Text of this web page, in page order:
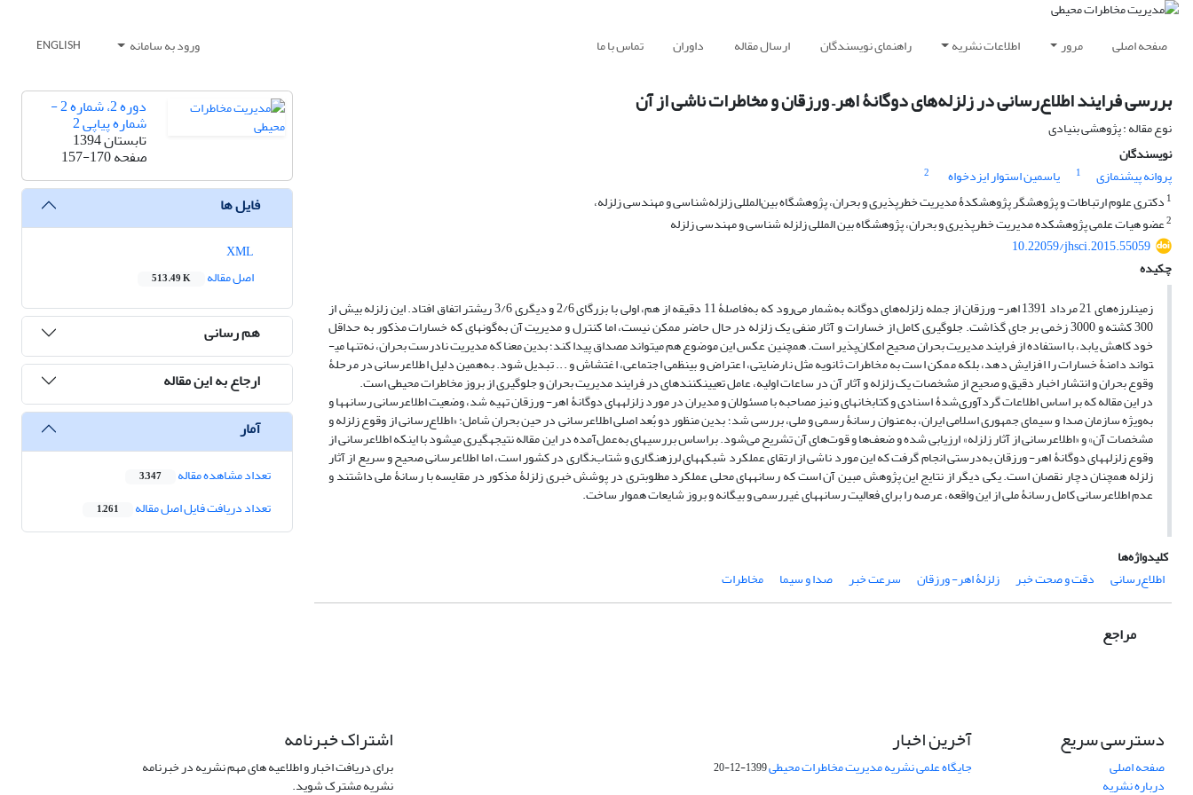
صفحه اصلی مرور اطلاعات نشریه راهنمای نویسندگان ارسال مقاله داوران تماس با ما ورود به سامانه ENGLISH
بررسی فرایند اطلاع‌رسانی در زلزله‌های دوگانۀ اهر– ورزقان و مخاطرات ناشی از آن
نوع مقاله : پژوهشی بنیادی
نویسندگان
پروانه پیشنمازی
1 یاسمین استوار ایزدخواه
2
1 دکتری علوم ارتباطات و پژوهشگر پژوهشکدۀ مدیریت خطرپذیری و بحران، پژوهشگاه بین‌المللی زلزله‌شناسی و مهندسی زلزله،
2عضو هیات علمی پژوهشکده مدیریت خطرپذیری و بحران، پژوهشگاه بین المللی زلزله شناسی و مهندسی زلزله
10.22059/jhsci.2015.55059
چکیده
زمین­لرزه‌­های 21 مرداد 1391 اهر- ورزقان از جمله زلزله‌های ­دوگانه به‌شمار می‌رود که به‌فاصلۀ 11 دقیقه از هم، اولی با بزرگای 2/6 و دیگری 3/6 ریشتر اتفاق افتاد. این زلزله بیش از
300 کشته و 3000 زخمی بر جای گذاشت. جلوگیری کامل از خسارات و آثار منفی یک زلزله در حال حاضر ممکن نیست، اما کنترل و مدیریت آن به‌گونه­ای که خسارات مذکور به حداقل
خود کاهش یابد، با استفاده از فرایند مدیریت بحران صحیح امکان‌پذیر است. همچنین عکس این موضوع هم می­تواند مصداق پیدا کند؛ بدین معنا که مدیریت نادرست بحران، نه‌تنها می­
تواند دامنۀ خسارات را افزایش دهد، بلکه ممکن است به مخاطرات ثانویه مثل نارضایتی، اعتراض و بی­نظمی اجتماعی، اغتشاش و ... تبدیل شود. به‌همین دلیل اطلاع­رسانی در مرحلۀ
وقوع بحران و انتشار اخبار دقیق و صحیح از مشخصات یک زلزله و آثار آن در ساعات اولیه، عامل تعیین­کننده­ای در فرایند مدیریت بحران و جلوگیری از بروز مخاطرات محیطی است.
در این مقاله که بر اساس اطلاعات گردآوری‌شدۀ اسنادی و کتابخانه­ای و نیز مصاحبه با مسئولان و مدیران در مورد زلزله­های دوگانۀ اهر- ورزقان تهیه شد، وضعیت اطلاع­رسانی رسانه­ها و
به‌ویژه سازمان صدا و سیمای جمهوری اسلامی ایران، به‌عنوان رسانۀ رسمی و ملی، بررسی شد؛ بدین منظور دو بُعد اصلی اطلاع­رسانی در حین بحران شامل: «اطلاع‌رسانی از وقوع زلزله و
مشخصات آن» و «اطلاع­رسانی از آثار زلزله» ارزیابی شده و ضعف‌ها و قوت‌های آن تشریح می‌شود. براساس بررسی­های به‌عمل‌آمده در این مقاله نتیجه­گیری می­شود با اینکه اطلاع­رسانی از
وقوع زلزله­های دوگانۀ اهر- ورزقان به‌درستی انجام گرفت که این مورد ناشی از ارتقای عملکرد شبکه­های لرزه­نگاری و شتاب‌نگاری در کشور است، اما اطلاع­رسانی صحیح و سریع از آثار
زلزله همچنان دچار نقصان است. یکی دیگر از نتایج این پژوهش مبین آن است که رسانه­های محلی عملکرد مطلوب­تری در پوشش خبری زلزلۀ مذکور در مقایسه با رسانۀ ملی داشتند و
عدم اطلاع­رسانی کامل رسانۀ ملی از این واقعه، عرصه را برای فعالیت رسانه­های غیررسمی و بیگانه و بروز شایعات هموار ساخت.
کلیدواژه‌ها
اطلاع‌رسانی
دقت و صحت خبر زلزلۀ اهر- ورزقان سرعت خبر صدا و سیما مخاطرات
مراجع
دوره 2، شماره 2 -
شماره پیاپی 2
تابستان 1394
صفحه157-170
فایل ها
اصل مقاله
513.49 K
هم رسانی
ارجاع به این مقاله
آمار
تعداد مشاهده مقاله 3,347
تعداد دریافت فایل اصل مقاله 1,261
دسترسی سریع
صفحه اصلی
درباره نشریه
آخرین اخبار
جایگاه علمی نشریه مدیریت مخاطرات محیطی1399-12-20
اشتراک خبرنامه
برای دریافت اخبار و اطلاعیه های مهم نشریه در خبرنامه
نشریه مشترک شوید.